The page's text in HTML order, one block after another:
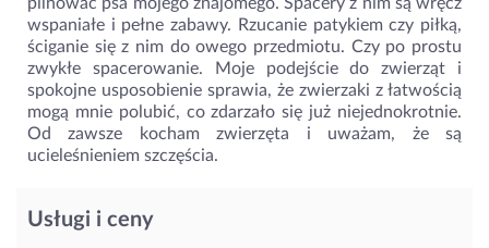
wspaniałe i pełne zabawy. Rzucanie patykiem czy piłką,
ściganie się z nim do owego przedmiotu. Czy po prostu
zwykłe spacerowanie. Moje podejście do zwierząt i
spokojne usposobienie sprawia, że zwierzaki z łatwością
mogą mnie polubić, co zdarzało się już niejednokrotnie.
Od zawsze kocham zwierzęta i uważam, że są
ucieleśnieniem szczęścia.
Usługi i ceny